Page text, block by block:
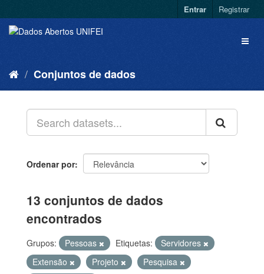
Entrar Registrar
Conjuntos de dados
Ordenar por
13 conjuntos de dados
encontrados
Grupos: Pessoas Etiquetas:
Servidores
Extensão
Projeto
Pesquisa